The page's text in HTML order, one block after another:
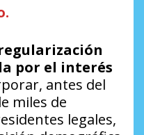
por el interés
antes del
miles de
legales,